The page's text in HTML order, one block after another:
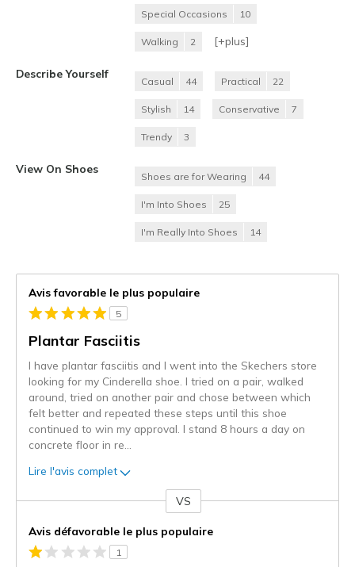
Special Occasions 10
Walking 2 [+plus]
Describe Yourself
Casual 44 Practical 22
Stylish 14 Conservative 7
Trendy 3
View On Shoes
Shoes are for Wearing 44
I'm Into Shoes 25
I'm Really Into Shoes 14
Avis favorable le plus populaire
5
Plantar Fasciitis
I have plantar fasciitis and I went into the Skechers store
looking for my Cinderella shoe. I tried on a pair, walked
around, tried on another pair and chose between which
felt better and repeated these steps until this shoe
continued to win my approval. I stand 8 hours a day on
concrete floor in re
Lire l'avis complet
projecteur
sur
VS
Avis défavorable le plus populaire
1